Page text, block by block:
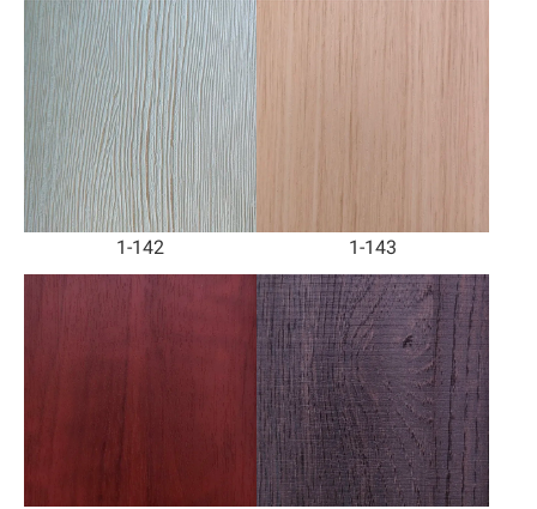
1-142 1-143